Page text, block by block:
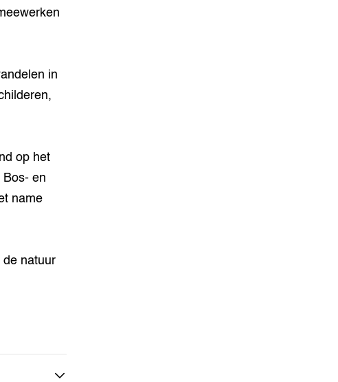
in
op het
en
name
de natuur